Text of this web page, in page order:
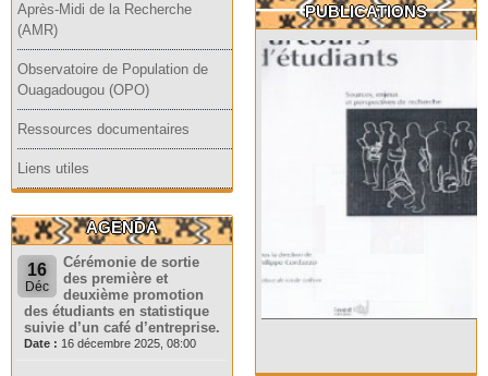
Après-Midi de la Recherche
(AMR)
Observatoire de Population de
Ouagadougou (OPO)
Ressources documentaires
Liens utiles
AGENDA
16
Déc
Cérémonie de sortie
des première et
deuxième promotion
des étudiants en statistique
suivie d’un café d’entreprise.
Date : 16 décembre 2025, 08:00
PUBLICATIONS